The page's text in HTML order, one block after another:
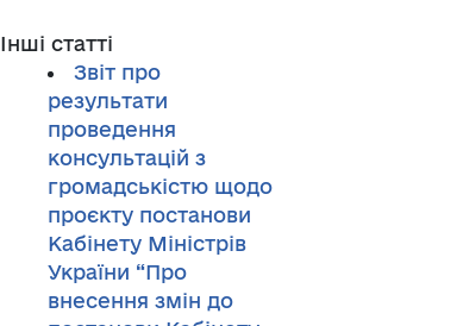
Інші статті
Звіт про
результати
проведення
консультацій з
громадськістю щодо
проєкту постанови
Кабінету Міністрів
України “Про
внесення змін до